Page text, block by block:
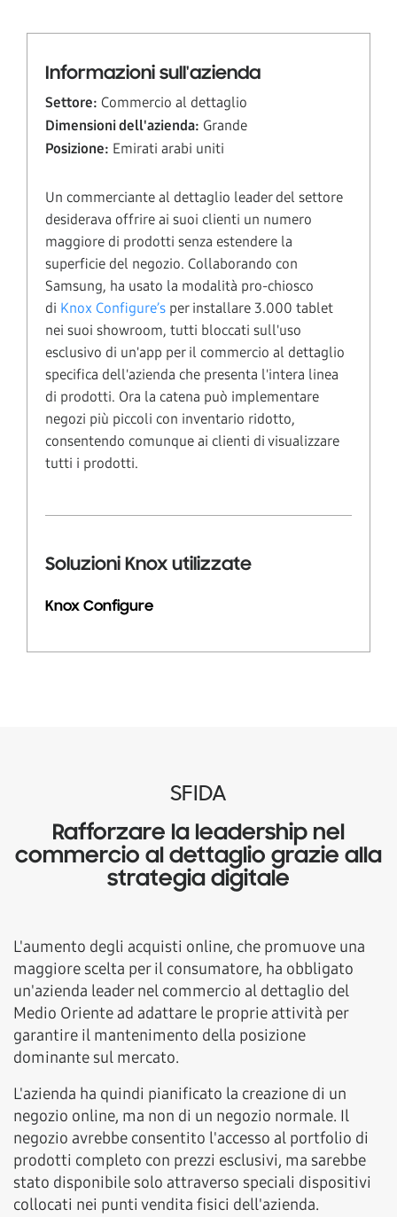
Informazioni sull'azienda
Settore: Commercio al dettaglio
Dimensioni dell'azienda: Grande
Posizione: Emirati arabi uniti
Un commerciante al dettaglio leader del settore
desiderava offrire ai suoi clienti un numero
maggiore di prodotti senza estendere la
superficie del negozio. Collaborando con
Samsung, ha usato la modalità pro-chiosco
di Knox Configure’s per installare 3.000 tablet
nei suoi showroom, tutti bloccati sull'uso
esclusivo di un'app per il commercio al dettaglio
specifica dell'azienda che presenta l'intera linea
di prodotti. Ora la catena può implementare
negozi più piccoli con inventario ridotto,
consentendo comunque ai clienti di visualizzare
tutti i prodotti.
Soluzioni Knox utilizzate
Knox Configure
SFIDA
Rafforzare la leadership nel
commercio al dettaglio grazie alla
strategia digitale
L'aumento degli acquisti online, che promuove una
maggiore scelta per il consumatore, ha obbligato
un'azienda leader nel commercio al dettaglio del
Medio Oriente ad adattare le proprie attività per
garantire il mantenimento della posizione
dominante sul mercato.
L'azienda ha quindi pianificato la creazione di un
negozio online, ma non di un negozio normale. Il
negozio avrebbe consentito l'accesso al portfolio di
prodotti completo con prezzi esclusivi, ma sarebbe
stato disponibile solo attraverso speciali dispositivi
collocati nei punti vendita fisici dell'azienda.